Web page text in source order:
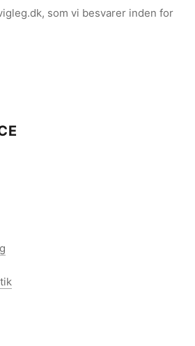
som vi besvarer inden for